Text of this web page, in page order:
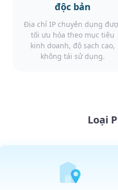
độc bản
Địa chỉ IP chuyên dụng
tối ưu hóa theo mục tiêu
kinh doanh, độ sạch cao,
không tái sử dụng.
Loại